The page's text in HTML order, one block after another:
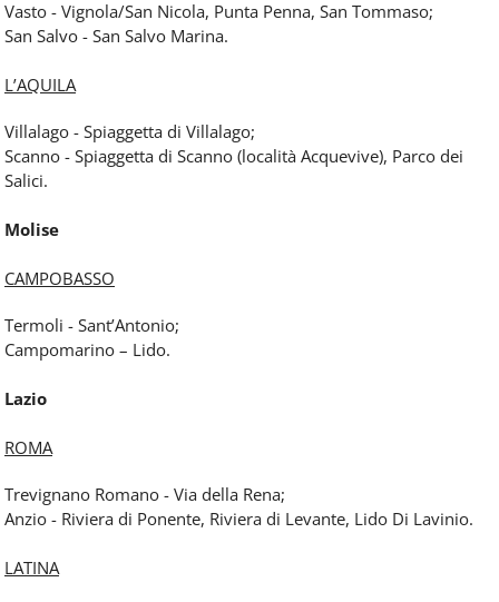
Vasto - Vignola/San Nicola, Punta Penna, San Tommaso;
San Salvo - San Salvo Marina.
L’AQUILA
Villalago - Spiaggetta di Villalago;
Scanno - Spiaggetta di Scanno (località Acquevive), Parco dei
Salici.
Molise
CAMPOBASSO
Termoli - Sant’Antonio;
Campomarino – Lido.
Lazio
ROMA
Trevignano Romano - Via della Rena;
Anzio - Riviera di Ponente, Riviera di Levante, Lido Di Lavinio.
LATINA